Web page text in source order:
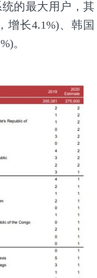
统的最大用户，其
增长4.1%)、韩国
。